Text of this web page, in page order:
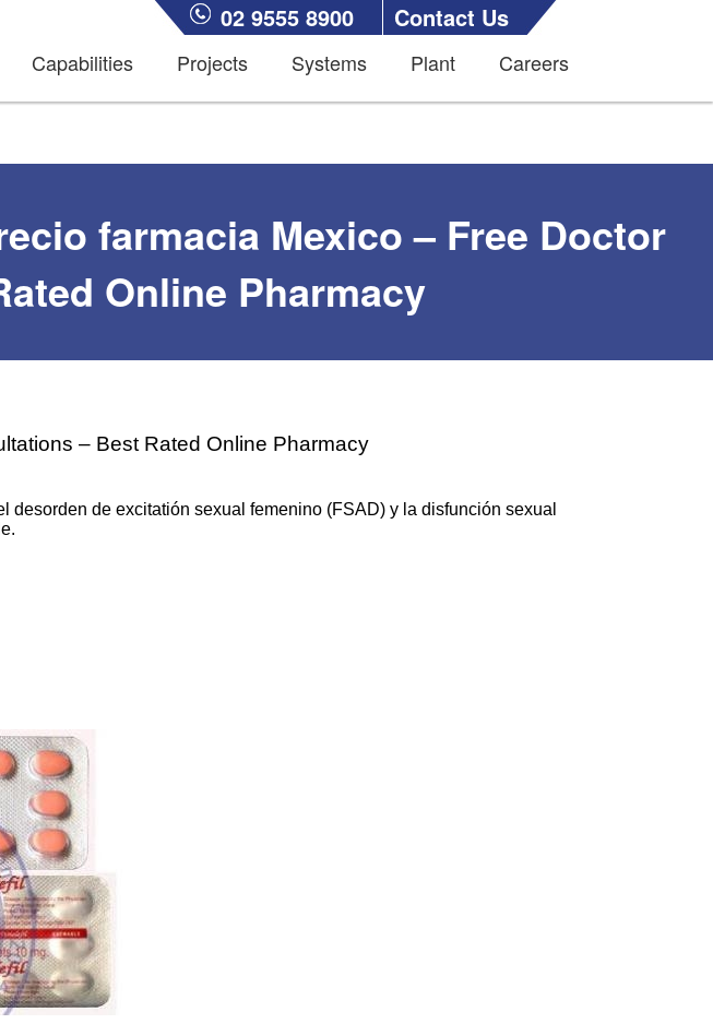
02 9555 8900 Contact Us
Capabilities Projects Systems Plant Careers
farmacia Mexico – Free Doctor
Online Pharmacy
– Best Rated Online Pharmacy
de excitatión sexual femenino (FSAD) y la disfunción sexual